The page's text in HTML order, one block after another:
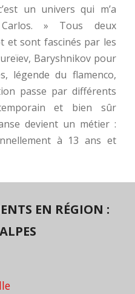
un univers qui m’a
» Tous deux
et sont fascinés par les
Baryshnikov pour
légende du flamenco,
passe par différents
et bien sûr
devient un métier :
à 13 ans et
EN RÉGION :